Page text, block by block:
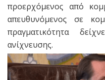
προερχόμενος από
απευθυνόμενος σε
πραγματικότητα
ανίχνευσης.